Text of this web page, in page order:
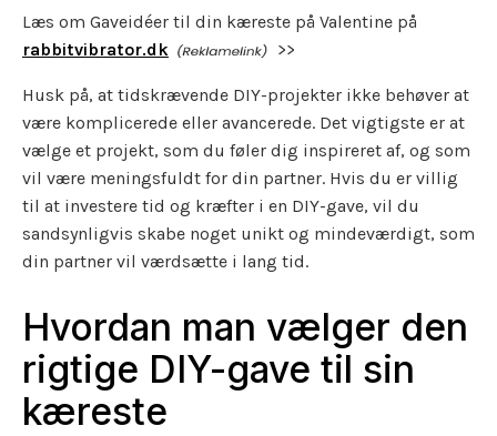
Læs om Gaveidéer til din kæreste på Valentine på
rabbitvibrator.dk
>>
Husk på, at tidskrævende DIY-projekter ikke behøver at
være komplicerede eller avancerede. Det vigtigste er at
vælge et projekt, som du føler dig inspireret af, og som
vil være meningsfuldt for din partner. Hvis du er villig
til at investere tid og kræfter i en DIY-gave, vil du
sandsynligvis skabe noget unikt og mindeværdigt, som
din partner vil værdsætte i lang tid.
Hvordan man vælger den
rigtige DIY-gave til sin
kæreste